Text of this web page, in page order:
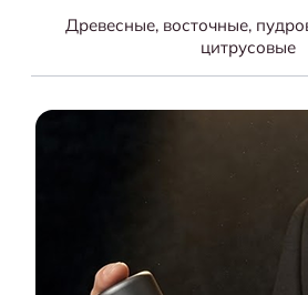
Древесные, восточные,
цитрусовые